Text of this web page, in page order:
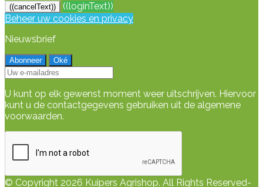
((cancelText))
((loginText))
Beheer uw cookies en privacy
Nieuwsbrief
U kunt op elk gewenst moment weer uitschrijven. Hiervoor
kunt u de contactgegevens gebruiken uit de algemene
voorwaarden.
© Copyright 2026 Kuipers Agrishop. All Rights Reserved-